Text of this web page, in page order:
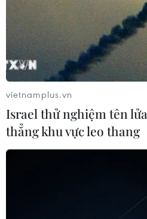
vietnamplus.vn
Israel thử nghiệm tên
thẳng khu vực leo thang